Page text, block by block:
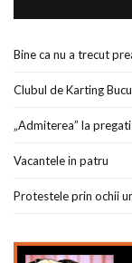
Bine ca nu a trecut
Clubul de Karting
„Admiterea” la
Vacantele in patru
Protestele prin ochii